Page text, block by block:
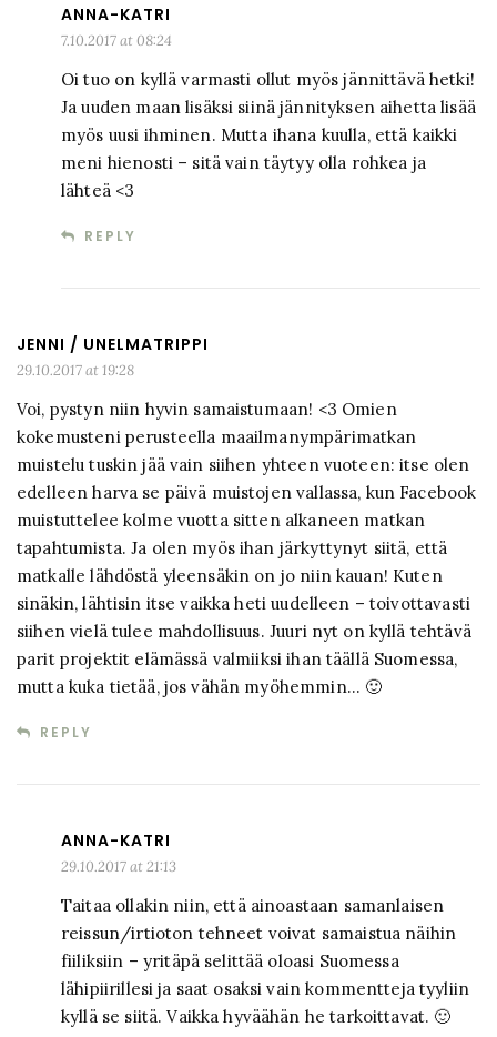
ANNA-KATRI
7.10.2017 at 08:24
Oi tuo on kyllä varmasti ollut myös jännittävä hetki!
Ja uuden maan lisäksi siinä jännityksen aihetta lisää
myös uusi ihminen. Mutta ihana kuulla, että kaikki
meni hienosti – sitä vain täytyy olla rohkea ja
lähteä <3
REPLY
JENNI / UNELMATRIPPI
29.10.2017 at 19:28
Voi, pystyn niin hyvin samaistumaan! <3 Omien
kokemusteni perusteella maailmanympärimatkan
muistelu tuskin jää vain siihen yhteen vuoteen: itse olen
edelleen harva se päivä muistojen vallassa, kun Facebook
muistuttelee kolme vuotta sitten alkaneen matkan
tapahtumista. Ja olen myös ihan järkyttynyt siitä, että
matkalle lähdöstä yleensäkin on jo niin kauan! Kuten
sinäkin, lähtisin itse vaikka heti uudelleen – toivottavasti
siihen vielä tulee mahdollisuus. Juuri nyt on kyllä tehtävä
parit projektit elämässä valmiiksi ihan täällä Suomessa,
mutta kuka tietää, jos vähän myöhemmin… 🙂
REPLY
ANNA-KATRI
29.10.2017 at 21:13
Taitaa ollakin niin, että ainoastaan samanlaisen
reissun/irtioton tehneet voivat samaistua näihin
fiiliksiin – yritäpä selittää oloasi Suomessa
lähipiirillesi ja saat osaksi vain kommentteja tyyliin
kyllä se siitä. Vaikka hyväähän he tarkoittavat. 🙂